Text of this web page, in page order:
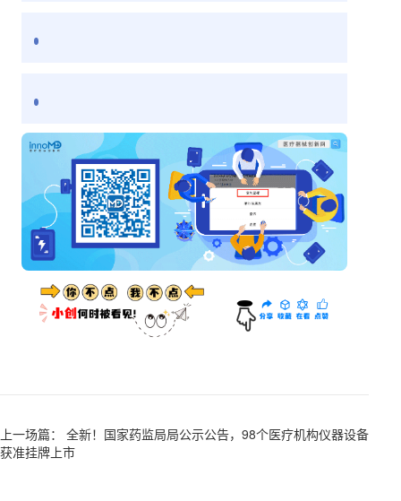
上一场篇： 全新！国家药监局局公示公告，98个医疗机构仪器设备
获准挂牌上市